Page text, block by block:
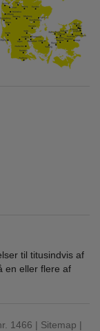
til titusindvis af
en eller flere af
1466 | Sitemap |